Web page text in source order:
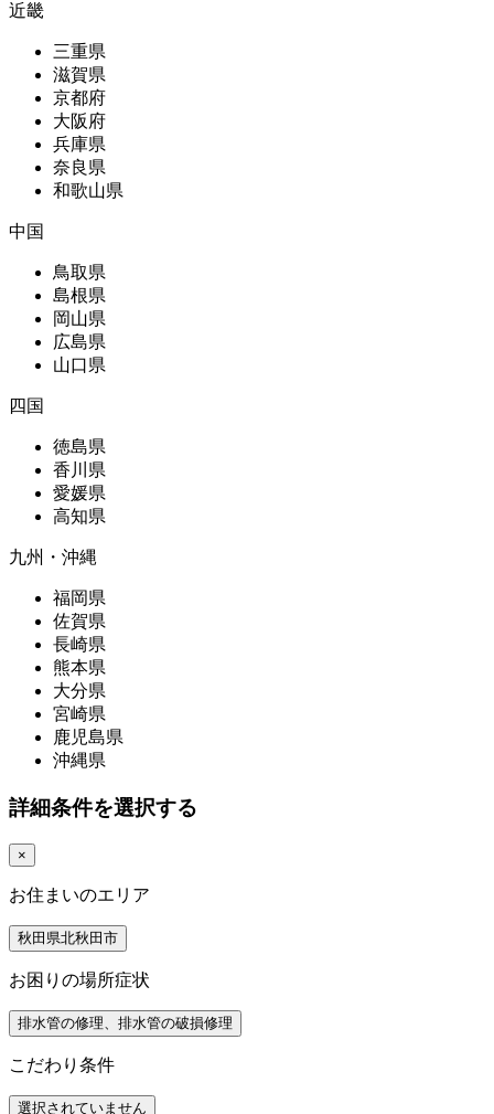
近畿
三重県
滋賀県
京都府
大阪府
兵庫県
奈良県
和歌山県
中国
鳥取県
島根県
岡山県
広島県
山口県
四国
徳島県
香川県
愛媛県
高知県
九州・沖縄
福岡県
佐賀県
長崎県
熊本県
大分県
宮崎県
鹿児島県
沖縄県
詳細条件を選択する
×
お住まいのエリア
秋田県北秋田市
お困りの場所症状
排水管の修理、排水管の破損修理
こだわり条件
選択されていません